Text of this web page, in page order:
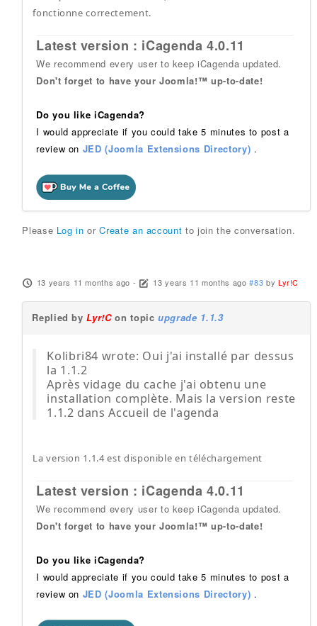
fonctionne correctement.
Latest version : iCagenda 4.0.11
We recommend every user to keep iCagenda updated.
Don't forget to have your Joomla!™ up-to-date!
Do you like iCagenda?
I would appreciate if you could take 5 minutes to post a
review on JED (Joomla Extensions Directory) .
Please Log in orCreate an account to join the conversation.
13 years 11 months ago - 13 years 11 months ago #83 by Lyr!C
Replied byLyr!Con topicupgrade 1.1.3
Kolibri84 wrote: Oui j'ai installé par dessus
la 1.1.2
Après vidage du cache j'ai obtenu une
installation complète. Mais la version reste
1.1.2 dans Accueil de l'agenda
La version 1.1.4 est disponible en téléchargement
Latest version : iCagenda 4.0.11
We recommend every user to keep iCagenda updated.
Don't forget to have your Joomla!™ up-to-date!
Do you like iCagenda?
I would appreciate if you could take 5 minutes to post a
review on JED (Joomla Extensions Directory) .